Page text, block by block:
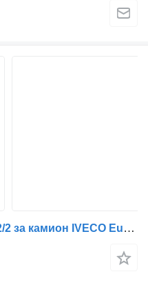
Пневматски вентил KX2552/2 за камион IVECO EuroCargo I-III | 91 - 15